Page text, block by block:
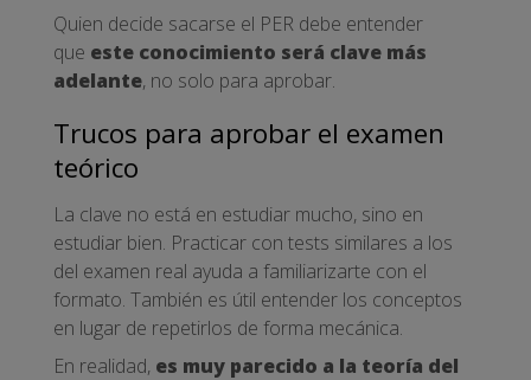
Quien decide sacarse el PER debe entender
que este conocimiento será clave más
adelante, no solo para aprobar.
Trucos para aprobar el examen
teórico
La clave no está en estudiar mucho, sino en
estudiar bien. Practicar con tests similares a los
del examen real ayuda a familiarizarte con el
formato. También es útil entender los conceptos
en lugar de repetirlos de forma mecánica.
En realidad, es muy parecido a la teoría del